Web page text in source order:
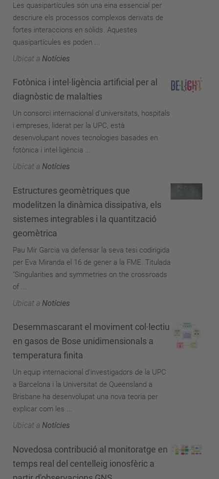
Les quasipartícules són una eina essencial per
descriure els processos complexos derivats de
fortes interaccions en sòlids. Aquestes
quasipartícules es poden ...
Ubicat a Notícies
Fotònica i intel·ligència artificial per al
diagnòstic de malalties
Un consorci internacional d'universitats, hospitals
i empreses, liderat per la UPC, està
desenvolupant noves tecnologies basades en
fotònica i intel·ligència ...
Ubicat a Notícies
Estructures geomètriques que
modelitzen la dinàmica dissipativa, els
sistemes integrables i la quantització
geomètrica
Pau Mir Garcia va defensar la seva tesi codirigida
per Eva Miranda el 16 de gener a la FME. Titulada
"Singularities and symmetries on the crossroads
of ...
Ubicat a Notícies
Desemmascarant el moviment col·lectiu
en gasos de Bose unidimensionals a
temperatura finita
Un equip internacional d'investigadors de la UPC
a Barcelona i la Universitat de Queensland a
Brisbane ha desenvolupat una nova teoria per
explicar com les ...
Ubicat a Notícies
Novedosa contribució al monitoratge en
temps real del centelleig ionosfèric a